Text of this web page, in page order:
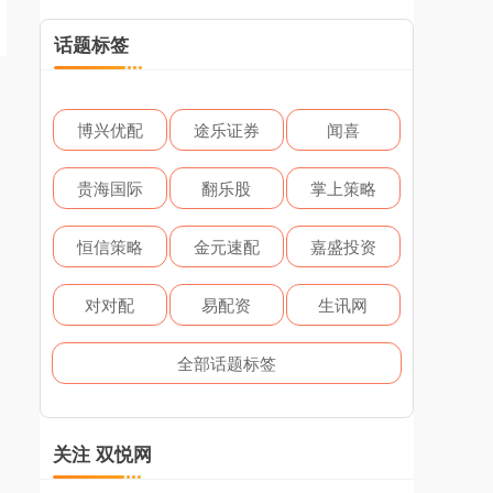
话题标签
博兴优配 途乐证券 闻喜
贵海国际 翻乐股 掌上策略
恒信策略 金元速配 嘉盛投资
对对配 易配资 生讯网
全部话题标签
关注 双悦网